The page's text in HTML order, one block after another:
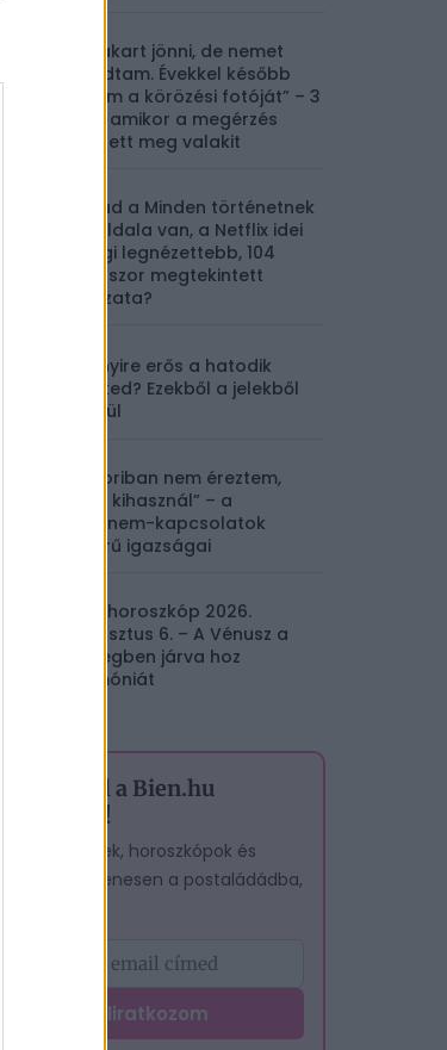
„Fel akart jönni, de nemet
mondtam. Évekkel később
láttam a körözési fotóját” – 3
eset, amikor a megérzés
mentett meg valakit
Mit tud a Minden történetnek
két oldala van, a Netflix idei
eddigi legnézettebb, 104
milliószor megtekintett
sorozata?
Mennyire erős a hatodik
érzéked? Ezekből a jelekből
kiderül
„Akkoriban nem éreztem,
hogy kihasznál” – a
majdnem-kapcsolatok
keserű igazságai
Napi horoszkóp 2026.
augusztus 6. – A Vénusz a
Mérlegben járva hoz
harmóniát
Iratkozz fel a Bien.hu
hírlevelére!
A legjobb cikkek, horoszkópok és
tesztek – egyenesen a postaládádba,
Feliratkozom